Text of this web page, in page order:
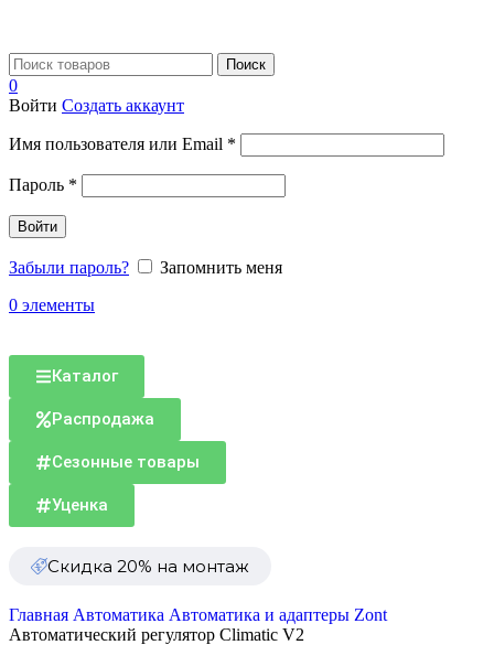
Поиск
0
Войти Создать аккаунт
Имя пользователя или Email *
Пароль *
Войти
Забыли пароль?
Запомнить меня
0 элементы
Каталог
Распродажа
Сезонные товары
Уценка
Скидка 20% на монтаж
Главная Автоматика Автоматика и адаптеры Zont
Автоматический регулятор Climatic V2